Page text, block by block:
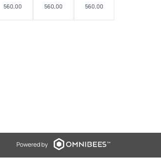
560,00 560,00 560,00
Powered by